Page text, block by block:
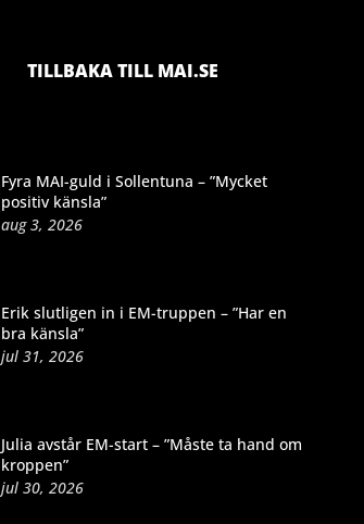
TILLBAKA TILL MAI.SE
Fyra MAI-guld i Sollentuna – ”Mycket
positiv känsla”
aug 3, 2026
Erik slutligen in i EM-truppen – ”Har en
bra känsla”
jul 31, 2026
Julia avstår EM-start – ”Måste ta hand om
kroppen”
jul 30, 2026